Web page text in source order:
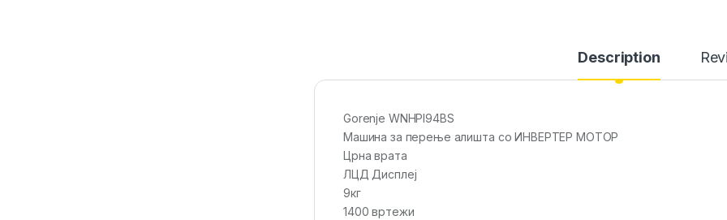
Description
Gorenje WNHPI94BS
Машина за перење алишта со ИНВЕРТЕР МОТОР
Црна врата
ЛЦД Дисплеј
9кг
1400 вртежи